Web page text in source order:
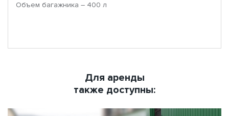
Объем багажника – 400 л
Для аренды
также доступны: